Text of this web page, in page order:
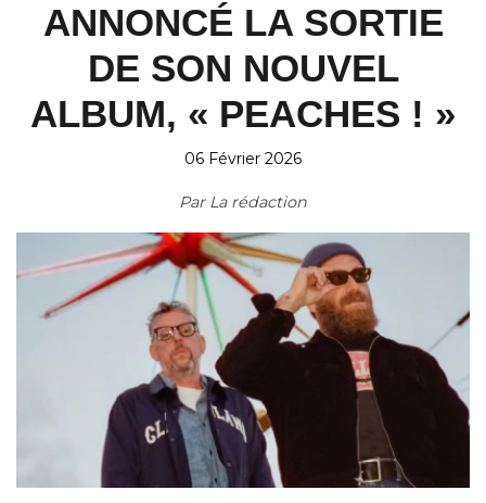
ANNONCÉ LA SORTIE
DE SON NOUVEL
ALBUM, « PEACHES ! »
06 Février 2026
Par La rédaction